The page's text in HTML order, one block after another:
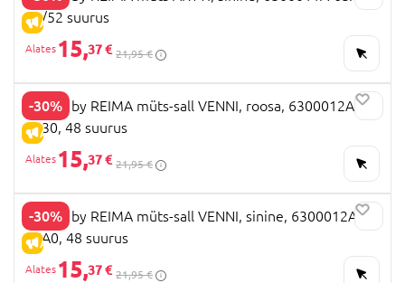
ALLAHINDLUS
50/52 suurus
15,37 € 21,95 €
-30%
ALLAHINDLUS
TUTTA by REIMA müts-sall VENNI, roosa, 6300012A-
3430, 48 suurus
15,37 € 21,95 €
-30%
ALLAHINDLUS
TUTTA by REIMA müts-sall VENNI, sinine, 6300012A-
65A0, 48 suurus
15,37 € 21,95 €